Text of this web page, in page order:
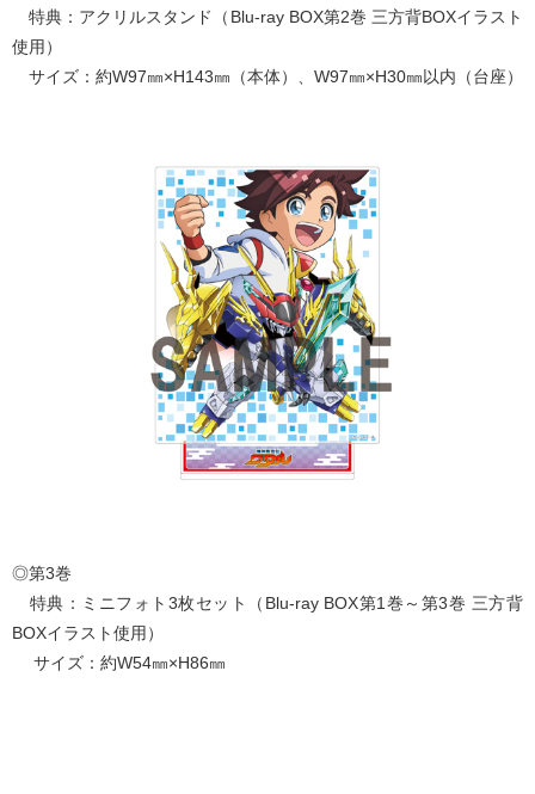
特典：アクリルスタンド（Blu-ray BOX第2巻 三方背BOXイラスト
使用）
サイズ：約W97㎜×H143㎜（本体）、W97㎜×H30㎜以内（台座）
◎第3巻
特典：ミニフォト3枚セット（Blu-ray BOX第1巻～第3巻 三方背
BOXイラスト使用）
サイズ：約W54㎜×H86㎜